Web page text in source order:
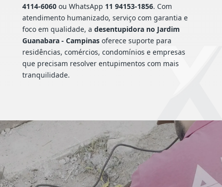
4114-6060ou WhatsApp 11 94153-1856. Com
atendimento humanizado, serviço com garantia e
foco em qualidade, a desentupidora no Jardim
Guanabara - Campinasoferece suporte para
residências, comércios, condomínios e empresas
que precisam resolver entupimentos com mais
tranquilidade.